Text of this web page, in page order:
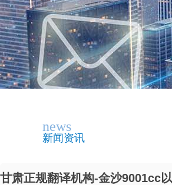
news
新闻资讯
甘肃正规翻译机构-金沙9001cc